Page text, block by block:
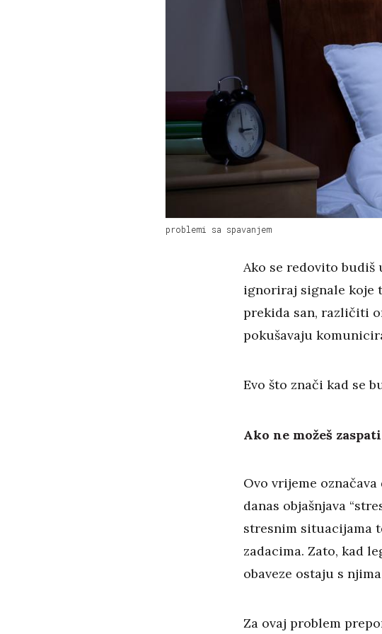
problemi sa spavanjem
Ako se redovito
ignoriraj signale koje
prekida san, različiti
pokušavaju
Evo što znači kad se
Ako ne možeš
Ovo vrijeme
danas objašnjava
stresnim situacijama
zadacima. Zato, kad
obaveze ostaju s
Za ovaj problem